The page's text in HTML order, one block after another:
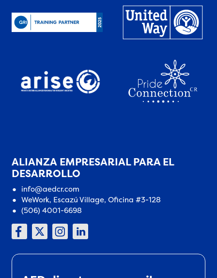
ALIANZA EMPRESARIAL PARA EL
DESARROLLO
info@aedcr.com
WeWork, Escazú Village, Oficina #3-128
(506) 4001-6698